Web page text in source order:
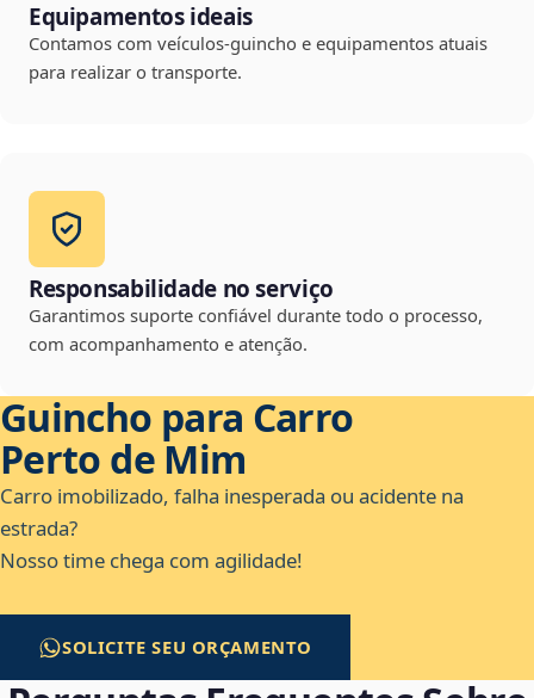
Equipamentos ideais
Contamos com veículos-guincho e equipamentos atuais
para realizar o transporte.
Responsabilidade no serviço
Garantimos suporte confiável durante todo o processo,
com acompanhamento e atenção.
Guincho para Carro
Perto de Mim
Carro imobilizado, falha inesperada ou acidente na
estrada?
Nosso time chega com agilidade!
SOLICITE SEU ORÇAMENTO